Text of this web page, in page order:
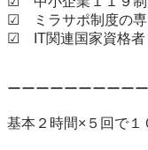
☑　ミラサポ制度の
☑　IT関連国家資格
ーーーーーーーーー
基本２時間×５回で１